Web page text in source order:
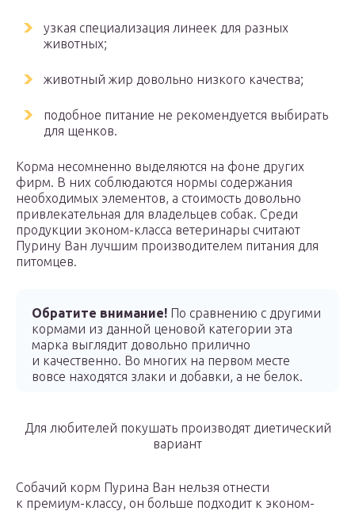
узкая специализация линеек для разных
животных;
животный жир довольно низкого качества;
подобное питание не рекомендуется выбирать
для щенков.
Корма несомненно выделяются на фоне других
фирм. В них соблюдаются нормы содержания
необходимых элементов, а стоимость довольно
привлекательная для владельцев собак. Среди
продукции эконом-класса ветеринары считают
Пурину Ван лучшим производителем питания для
питомцев.
Обратите внимание! По сравнению с другими
кормами из данной ценовой категории эта
марка выглядит довольно прилично
и качественно. Во многих на первом месте
вовсе находятся злаки и добавки, а не белок.
Для любителей покушать производят диетический
вариант
Собачий корм Пурина Ван нельзя отнести
к премиум-классу, он больше подходит к эконом-